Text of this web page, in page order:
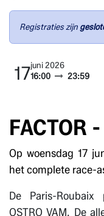
Registraties zijn
17juni 2026
16:00
23:59
FACTOR
Op woensdag 17
het complete race-
De Paris-Roubaix
OSTRO VAM. De